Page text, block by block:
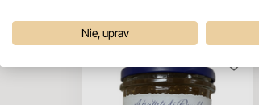
Nie, uprav